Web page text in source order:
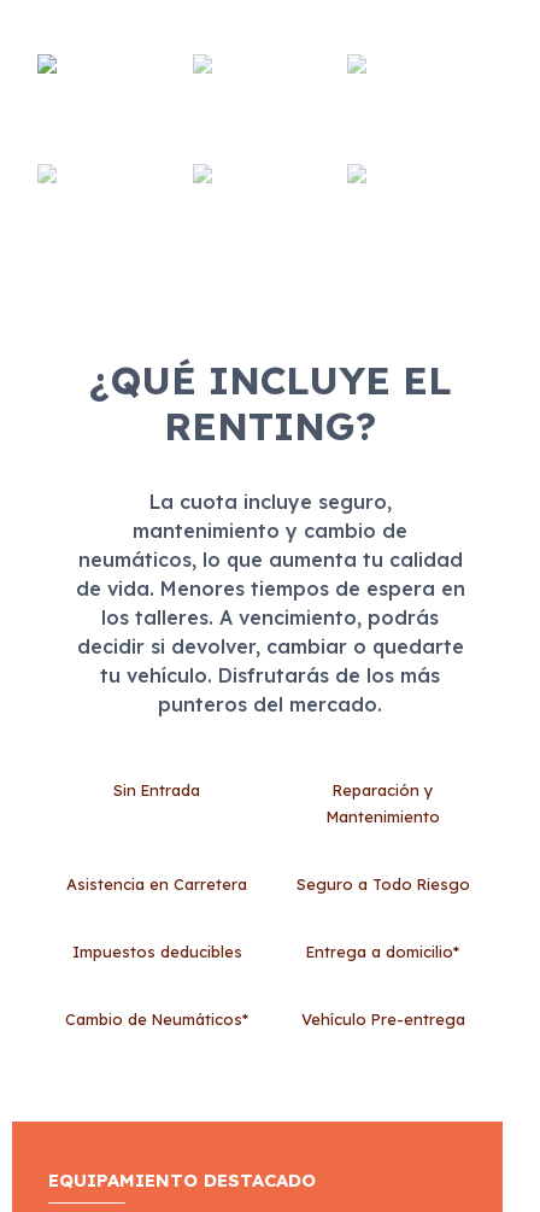
¿QUÉ INCLUYE EL
RENTING?
La cuota incluye seguro,
mantenimiento y cambio de
neumáticos, lo que aumenta tu calidad
de vida. Menores tiempos de espera en
los talleres. A vencimiento, podrás
decidir si devolver, cambiar o quedarte
tu vehículo. Disfrutarás de los más
punteros del mercado.
Sin Entrada
Reparación y
Mantenimiento
Asistencia en Carretera Seguro a Todo Riesgo
Impuestos deducibles Entrega a domicilio*
Cambio de Neumáticos* Vehículo Pre-entrega
EQUIPAMIENTO DESTACADO